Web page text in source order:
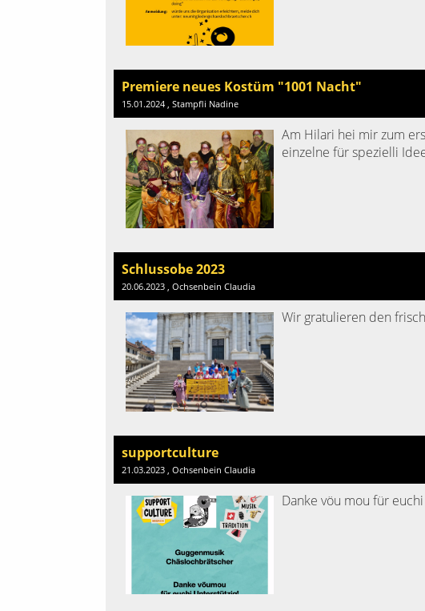
Premiere neues Kostüm "1001 Nacht"
15.01.2024 , Stampfli Nadine
Am Hilari hei mir zum
einzelne für spezielli
Schlussobe 2023
20.06.2023 , Ochsenbein Claudia
Wir gratulieren den
supportculture
21.03.2023 , Ochsenbein Claudia
Danke vöu mou für